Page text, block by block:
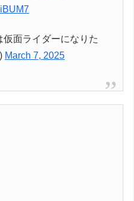
面ライダーになりた
March 7, 2025